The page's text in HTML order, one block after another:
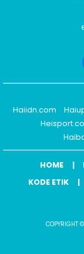
Haiidn.com
HOME
KODE ETIK
COPYRIGHT